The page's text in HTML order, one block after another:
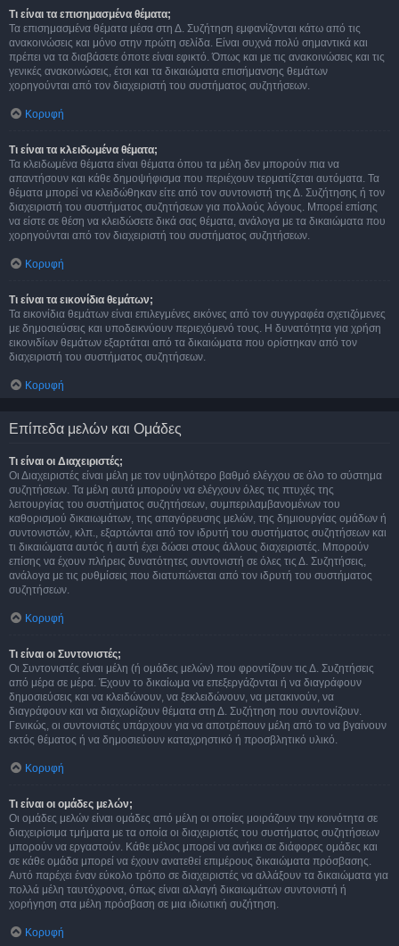
Τι είναι τα επισημασμένα θέματα;
Τα επισημασμένα θέματα μέσα στη Δ. Συζήτηση εμφανίζονται κάτω από τις
ανακοινώσεις και μόνο στην πρώτη σελίδα. Είναι συχνά πολύ σημαντικά και
πρέπει να τα διαβάσετε όποτε είναι εφικτό. Όπως και με τις ανακοινώσεις και τις
γενικές ανακοινώσεις, έτσι και τα δικαιώματα επισήμανσης θεμάτων
χορηγούνται από τον διαχειριστή του συστήματος συζητήσεων.
Κορυφή
Τι είναι τα κλειδωμένα θέματα;
Τα κλειδωμένα θέματα είναι θέματα όπου τα μέλη δεν μπορούν πια να
απαντήσουν και κάθε δημοψήφισμα που περιέχουν τερματίζεται αυτόματα. Τα
θέματα μπορεί να κλειδώθηκαν είτε από τον συντονιστή της Δ. Συζήτησης ή τον
διαχειριστή του συστήματος συζητήσεων για πολλούς λόγους. Μπορεί επίσης
να είστε σε θέση να κλειδώσετε δικά σας θέματα, ανάλογα με τα δικαιώματα που
χορηγούνται από τον διαχειριστή του συστήματος συζητήσεων.
Κορυφή
Τι είναι τα εικονίδια θεμάτων;
Τα εικονίδια θεμάτων είναι επιλεγμένες εικόνες από τον συγγραφέα σχετιζόμενες
με δημοσιεύσεις και υποδεικνύουν περιεχόμενό τους. Η δυνατότητα για χρήση
εικονιδίων θεμάτων εξαρτάται από τα δικαιώματα που ορίστηκαν από τον
διαχειριστή του συστήματος συζητήσεων.
Κορυφή
Επίπεδα μελών και Ομάδες
Τι είναι οι Διαχειριστές;
Οι Διαχειριστές είναι μέλη με τον υψηλότερο βαθμό ελέγχου σε όλο το σύστημα
συζητήσεων. Τα μέλη αυτά μπορούν να ελέγχουν όλες τις πτυχές της
λειτουργίας του συστήματος συζητήσεων, συμπεριλαμβανομένων του
καθορισμού δικαιωμάτων, της απαγόρευσης μελών, της δημιουργίας ομάδων ή
συντονιστών, κλπ., εξαρτώνται από τον ιδρυτή του συστήματος συζητήσεων και
τι δικαιώματα αυτός ή αυτή έχει δώσει στους άλλους διαχειριστές. Μπορούν
επίσης να έχουν πλήρεις δυνατότητες συντονιστή σε όλες τις Δ. Συζητήσεις,
ανάλογα με τις ρυθμίσεις που διατυπώνεται από τον ιδρυτή του συστήματος
συζητήσεων.
Κορυφή
Τι είναι οι Συντονιστές;
Οι Συντονιστές είναι μέλη (ή ομάδες μελών) που φροντίζουν τις Δ. Συζητήσεις
από μέρα σε μέρα. Έχουν το δικαίωμα να επεξεργάζονται ή να διαγράφουν
δημοσιεύσεις και να κλειδώνουν, να ξεκλειδώνουν, να μετακινούν, να
διαγράφουν και να διαχωρίζουν θέματα στη Δ. Συζήτηση που συντονίζουν.
Γενικώς, οι συντονιστές υπάρχουν για να αποτρέπουν μέλη από το να βγαίνουν
εκτός θέματος ή να δημοσιεύουν καταχρηστικό ή προσβλητικό υλικό.
Κορυφή
Τι είναι οι ομάδες μελών;
Οι ομάδες μελών είναι ομάδες από μέλη οι οποίες μοιράζουν την κοινότητα σε
διαχειρίσιμα τμήματα με τα οποία οι διαχειριστές του συστήματος συζητήσεων
μπορούν να εργαστούν. Κάθε μέλος μπορεί να ανήκει σε διάφορες ομάδες και
σε κάθε ομάδα μπορεί να έχουν ανατεθεί επιμέρους δικαιώματα πρόσβασης.
Αυτό παρέχει έναν εύκολο τρόπο σε διαχειριστές να αλλάξουν τα δικαιώματα για
πολλά μέλη ταυτόχρονα, όπως είναι αλλαγή δικαιωμάτων συντονιστή ή
χορήγηση στα μέλη πρόσβαση σε μια ιδιωτική συζήτηση.
Κορυφή